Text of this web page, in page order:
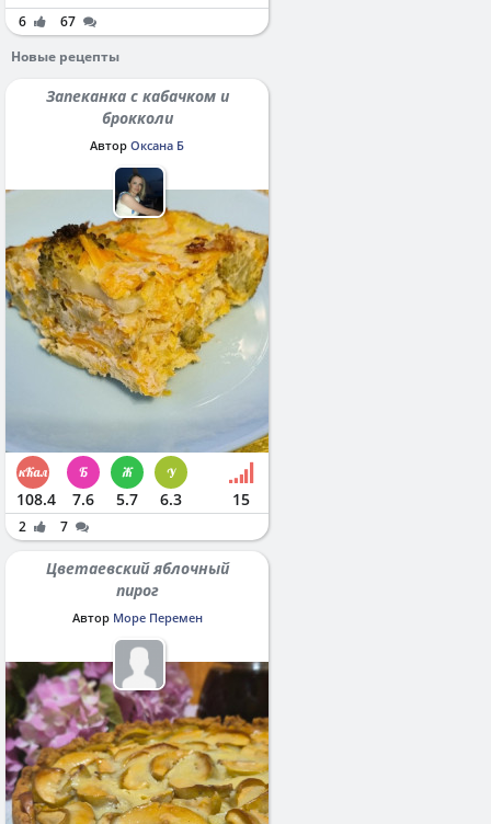
6
67
Новые рецепты
Запеканка с кабачком и
брокколи
Автор Оксана Б
108.4 7.6 5.7 6.3 15
2 7
Цветаевский яблочный
пирог
Автор Море Перемен